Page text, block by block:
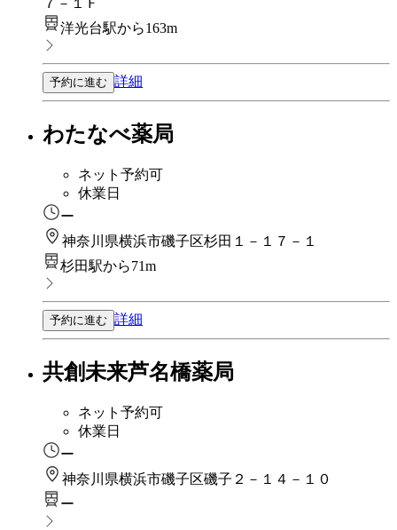
７－１Ｆ
洋光台駅から163m
予約に進む 詳細
わたなべ薬局
ネット予約可
休業日
ー
神奈川県横浜市磯子区杉田１－１７－１
杉田駅から71m
予約に進む 詳細
共創未来芦名橋薬局
ネット予約可
休業日
ー
神奈川県横浜市磯子区磯子２－１４－１０
ー